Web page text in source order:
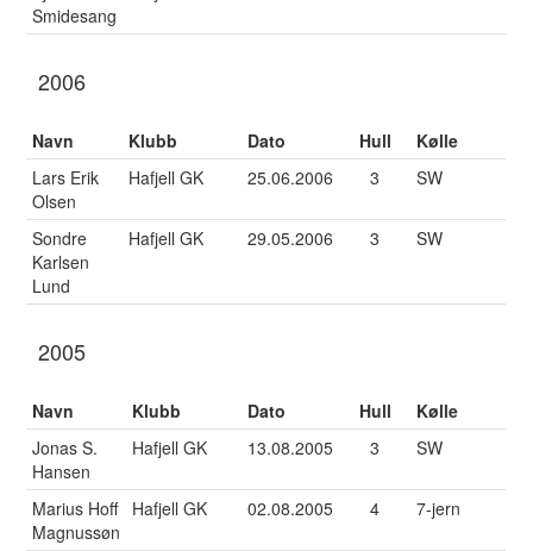
Smidesang
2006
Navn Klubb Dato Hull
Kølle
Lars Erik
Olsen
Hafjell GK 25.06.2006 3 SW
Sondre
Karlsen
Lund
Hafjell GK 29.05.2006 3 SW
2005
Navn Klubb Dato Hull
Kølle
Jonas S.
Hansen
Hafjell GK 13.08.2005 3 SW
Marius Hoff
Magnussøn
Hafjell GK 02.08.2005 4 7-jern